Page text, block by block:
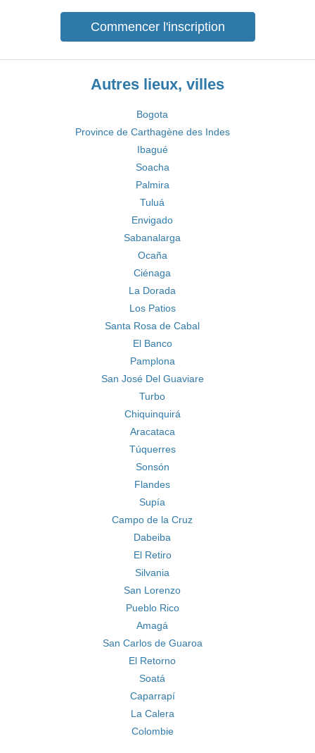
Commencer l'inscription
Autres lieux, villes
Bogota
Province de Carthagène des Indes
Ibagué
Soacha
Palmira
Tuluá
Envigado
Sabanalarga
Ocaña
Ciénaga
La Dorada
Los Patios
Santa Rosa de Cabal
El Banco
Pamplona
San José Del Guaviare
Turbo
Chiquinquirá
Aracataca
Túquerres
Sonsón
Flandes
Supía
Campo de la Cruz
Dabeiba
El Retiro
Silvania
San Lorenzo
Pueblo Rico
Amagá
San Carlos de Guaroa
El Retorno
Soatá
Caparrapí
La Calera
Colombie